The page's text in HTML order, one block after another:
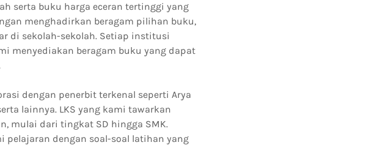
serta buku harga eceran tertinggi yang
menghadirkan beragam pilihan buku,
di sekolah-sekolah. Setiap institusi
menyediakan beragam buku yang dapat
dengan penerbit terkenal seperti Arya
lainnya. LKS yang kami tawarkan
mulai dari tingkat SD hingga SMK.
dengan soal-soal latihan yang